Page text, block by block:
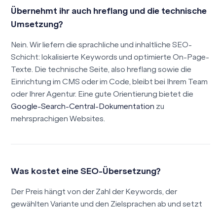
Übernehmt ihr auch hreflang und die technische
Umsetzung?
Nein. Wir liefern die sprachliche und inhaltliche SEO-
Schicht: lokalisierte Keywords und optimierte On-Page-
Texte. Die technische Seite, also hreflang sowie die
Einrichtung im CMS oder im Code, bleibt bei Ihrem Team
oder Ihrer Agentur. Eine gute Orientierung bietet die
Google-Search-Central-Dokumentation zu
mehrsprachigen Websites.
Was kostet eine SEO-Übersetzung?
Der Preis hängt von der Zahl der Keywords, der
gewählten Variante und den Zielsprachen ab und setzt